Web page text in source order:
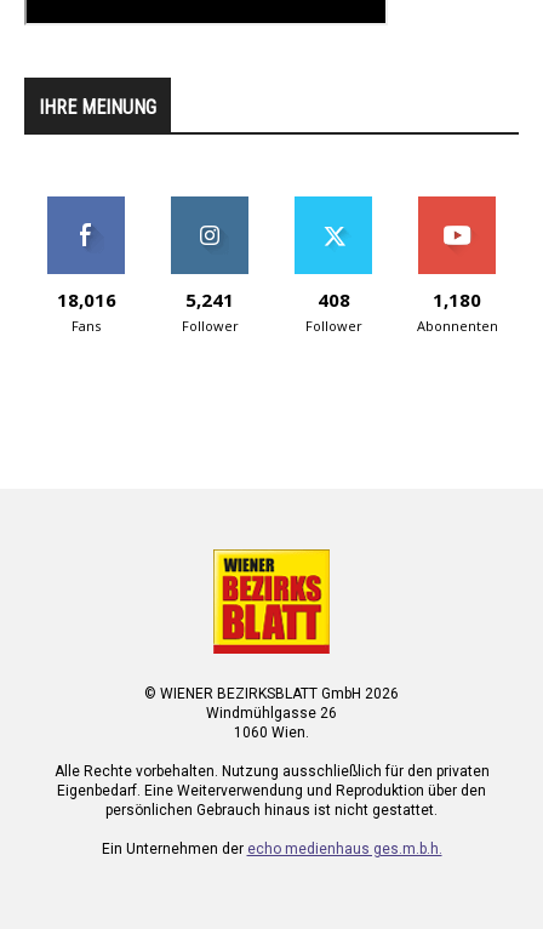
IHRE MEINUNG
18,016
Fans
5,241
Follower
408
Follower
1,180
Abonnenten
© WIENER BEZIRKSBLATT GmbH 2026
Windmühlgasse 26
1060 Wien.
Alle Rechte vorbehalten. Nutzung ausschließlich für den privaten
Eigenbedarf. Eine Weiterverwendung und Reproduktion über den
persönlichen Gebrauch hinaus ist nicht gestattet.
Ein Unternehmen der echo medienhaus ges.m.b.h.